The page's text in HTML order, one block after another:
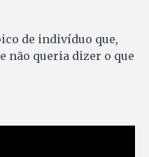
de indivíduo que,
não queria dizer o que